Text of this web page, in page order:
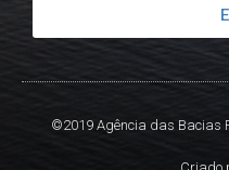
©2019 Agência das Bacias